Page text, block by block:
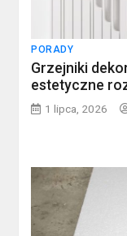
PORADY
Grzejniki
estetyczne
1 lipca, 2026